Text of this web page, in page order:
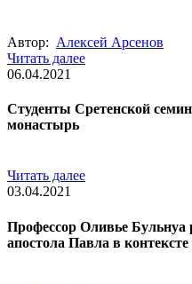
Автор: Алексей Арсенов
Читать далее
06.04.2021
Студенты Сретенской
монастырь
Читать далее
03.04.2021
Профессор Оливье Бульнуа
апостола Павла в